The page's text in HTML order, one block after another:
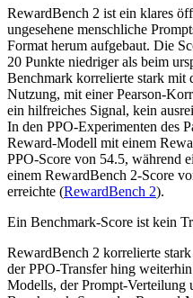
RewardBench 2 ist ein klares
ungesehene menschliche
Format herum aufgebaut. Die
20 Punkte niedriger als beim
Benchmark korrelierte stark
Nutzung, mit einer Pearson-
ein hilfreiches Signal, kein
In den PPO-Experimenten des
Reward-Modell mit einem
PPO-Score von 54.5, während
einem RewardBench 2-Score
erreichte (RewardBench 2).
Ein Benchmark-Score ist kein
RewardBench 2 korrelierte
der PPO-Transfer hing
Modells, der Prompt-Verteilung